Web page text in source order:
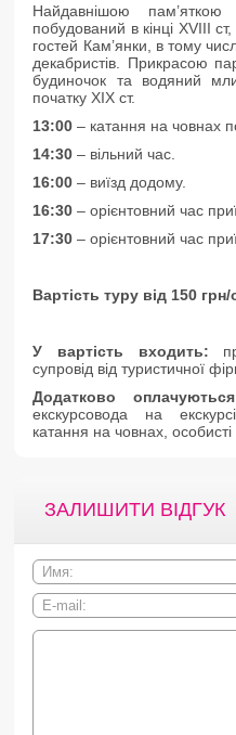
Найдавнішою пам’яткою
побудований в кінці XVIII
гостей Кам’янки, в тому
декабристів. Прикрасою
будиночок та водяний
початку XIX ст.
13:00 – катання на човнах
14:30 – вільний час.
16:00 – виїзд додому.
16:30 – орієнтовний час
17:30 – орієнтовний час
Вартістьтуру від 150 грн/
У вартість входить:
супровід від туристичної
Додатково
екскурсовода на
катання на човнах, особисті
ЗАЛИШИТИ ВІДГУК